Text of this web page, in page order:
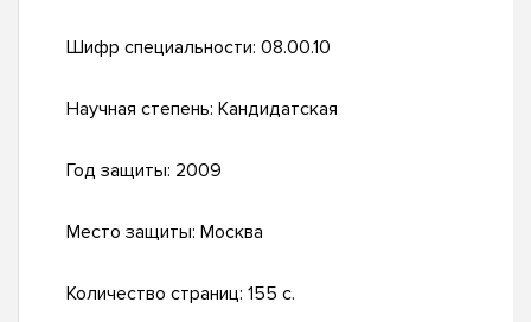
Шифр специальности: 08.00.10
Научная степень: Кандидатская
Год защиты: 2009
Место защиты: Москва
Количество страниц: 155 с.